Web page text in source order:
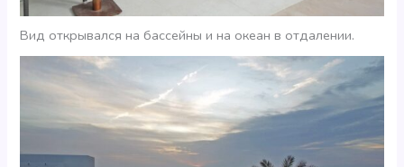
Вид открывался на бассейны и на океан в отдалении.